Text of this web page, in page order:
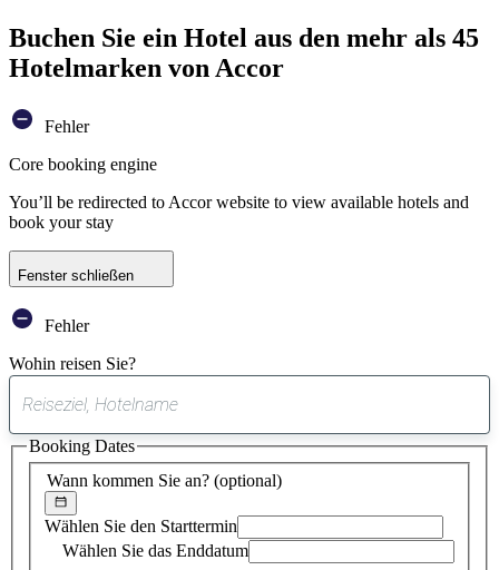
Buchen Sie ein Hotel aus den mehr als 45
Hotelmarken von Accor
Fehler
Core booking engine
You’ll be redirected to Accor website to view available hotels and
book your stay
Fenster schließen
Fehler
Wohin reisen Sie?
gefundener
Vorschlag
Wann kommen Sie an? (optional)
Wählen Sie den Starttermin
Wählen Sie das Enddatum
Booking Dates